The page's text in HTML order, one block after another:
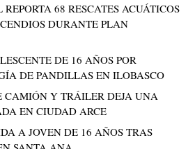
68 RESCATES ACUÁTICOS
DURANTE PLAN
DE 16 AÑOS POR
DE PANDILLAS EN ILOBASCO
CAMIÓN Y TRÁILER DEJA UNA
EN CIUDAD ARCE
A JOVEN DE 16 AÑOS TRAS